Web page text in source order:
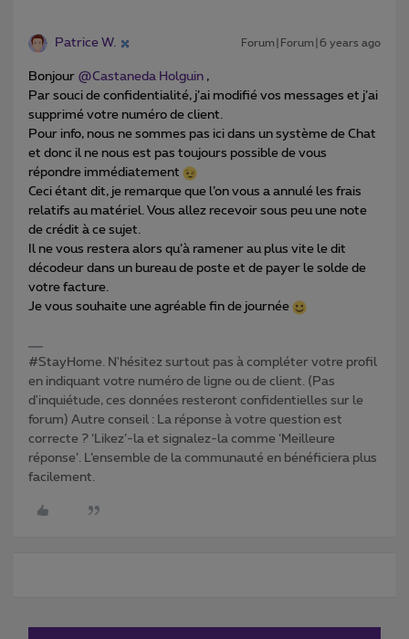
Patrice W. Forum|Forum|6 years ago
Bonjour @Castaneda Holguin ,
Par souci de confidentialité, j’ai modifié vos messages et j’ai
supprimé votre numéro de client.
Pour info, nous ne sommes pas ici dans un système de Chat
et donc il ne nous est pas toujours possible de vous
répondre immédiatement
Ceci étant dit, je remarque que l’on vous a annulé les frais
relatifs au matériel. Vous allez recevoir sous peu une note
de crédit à ce sujet.
Il ne vous restera alors qu’à ramener au plus vite le dit
décodeur dans un bureau de poste et de payer le solde de
votre facture.
Je vous souhaite une agréable fin de journée
#StayHome. N'hésitez surtout pas à compléter votre profil
en indiquant votre numéro de ligne ou de client. (Pas
d'inquiétude, ces données resteront confidentielles sur le
forum) Autre conseil : La réponse à votre question est
correcte ? ‘Likez’-la et signalez-la comme ‘Meilleure
réponse’. L’ensemble de la communauté en bénéficiera plus
facilement.